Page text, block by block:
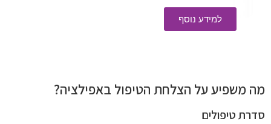
למידע נוסף
מה משפיע על הצלחת הטיפול באפילציה?
סדרת טיפולים